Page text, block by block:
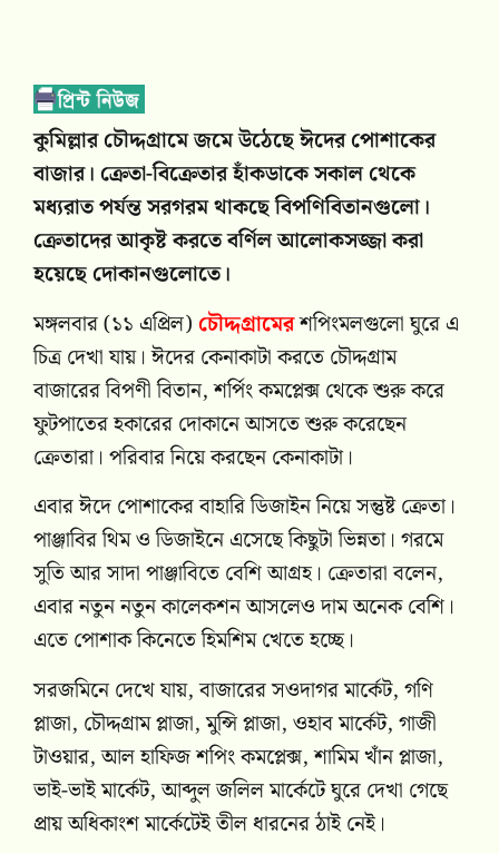
কুমিল্লার চৌদ্দগ্রামে জমে উঠেছে ঈদের পোশাকের
বাজার। ক্রেতা-বিক্রেতার হাঁকডাকে সকাল থেকে
মধ্যরাত পর্যন্ত সরগরম থাকছে বিপণিবিতানগুলো।
ক্রেতাদের আকৃষ্ট করতে বর্ণিল আলোকসজ্জা করা
হয়েছে দোকানগুলোতে।
মঙ্গলবার (১১ এপ্রিল)চৌদ্দগ্রামেরশপিংমলগুলো ঘুরে এ
চিত্র দেখা যায়। ঈদের কেনাকাটা করতে চৌদ্দগ্রাম
বাজারের বিপণী বিতান, শর্পিং কমপ্লেক্স থেকে শুরু করে
ফুটপাতের হকারের দোকানে আসতে শুরু করেছেন
ক্রেতারা। পরিবার নিয়ে করছেন কেনাকাটা।
এবার ঈদে পোশাকের বাহারি ডিজাইন নিয়ে সন্তুষ্ট ক্রেতা।
পাঞ্জাবির থিম ও ডিজাইনে এসেছে কিছুটা ভিন্নতা। গরমে
সুতি আর সাদা পাঞ্জাবিতে বেশি আগ্রহ। ক্রেতারা বলেন,
এবার নতুন নতুন কালেকশন আসলেও দাম অনেক বেশি।
এতে পোশাক কিনেতে হিমশিম খেতে হচ্ছে।
সরজমিনে দেখে যায়, বাজারের সওদাগর মার্কেট, গণি
প্লাজা, চৌদ্দগ্রাম প্লাজা, মুন্সি প্লাজা, ওহাব মার্কেট, গাজী
টাওয়ার, আল হাফিজ শপিং কমপ্লেক্স, শামিম খাঁন প্লাজা,
ভাই-ভাই মার্কেট, আব্দুল জলিল মার্কেটে ঘুরে দেখা গেছে
প্রায় অধিকাংশ মার্কেটেই তীল ধারনের ঠাই নেই।